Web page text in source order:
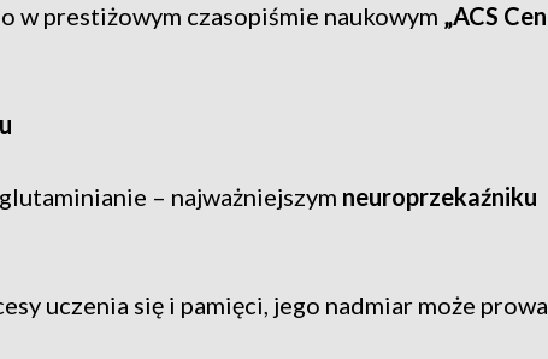
w prestiżowym czasopiśmie naukowym „ACS
– najważniejszym neuroprzekaźniku
uczenia się i pamięci, jego nadmiar może